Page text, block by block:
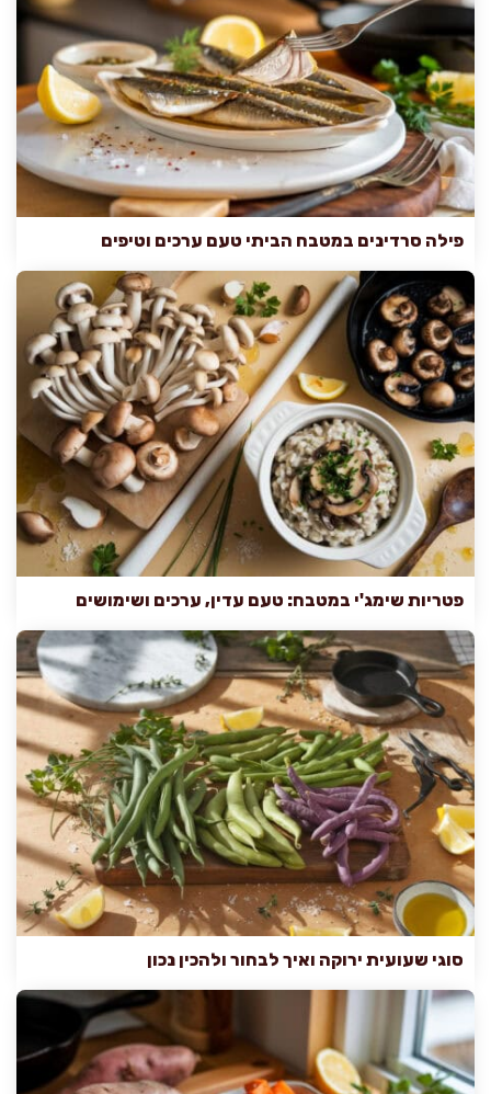
פילה סרדינים במטבח הביתי טעם ערכים וטיפים
פטריות שימג'י במטבח: טעם עדין, ערכים ושימושים
סוגי שעועית ירוקה ואיך לבחור ולהכין נכון